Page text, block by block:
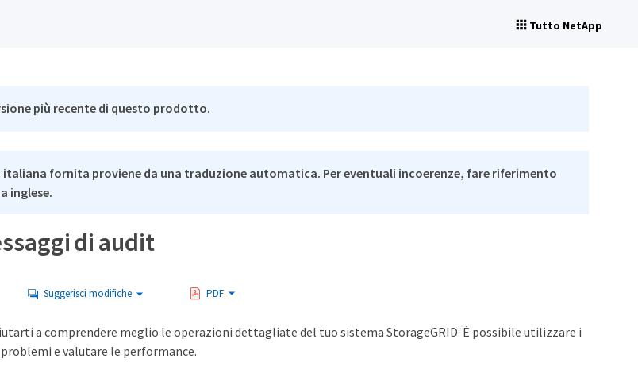
Tutto NetApp
più recente di questo prodotto.
italiana fornita proviene da una traduzione automatica. Per eventuali incoerenze, fare riferimento
inglese.
di audit
Suggerisci modifiche PDF
a comprendere meglio le operazioni dettagliate del tuo sistema StorageGRID. È possibile utilizzare i
e valutare le performance.